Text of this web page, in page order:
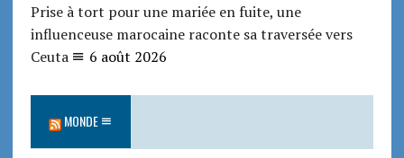
Prise à tort pour une mariée en fuite, une
influenceuse marocaine raconte sa traversée vers
Ceuta
6 août 2026
MONDE